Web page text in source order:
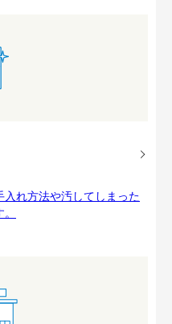
れ方法や汚してしまった